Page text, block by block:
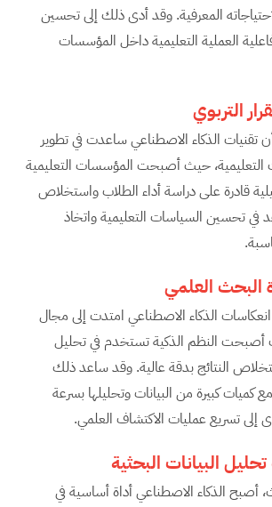
المعرفية. وقد أدى ذلك إلى تحسين
العملية التعليمية داخل المؤسسات
تقنيات الذكاء الاصطناعي ساعدت في تطوير
التعليمية، حيث أصبحت المؤسسات التعليمية
قادرة على دراسة أداء الطلاب واستخلاص
في تحسين السياسات التعليمية واتخاذ
الذكاء الاصطناعي امتدت إلى مجال
أصبحت النظم الذكية تستخدم في تحليل
النتائج بدقة عالية. وقد ساعد ذلك
كميات كبيرة من البيانات وتحليلها بسرعة
إلى تسريع عمليات الاكتشاف العلمي.
أصبح الذكاء الاصطناعي أداة أساسية في